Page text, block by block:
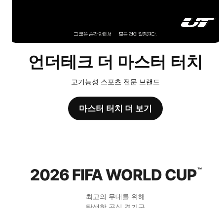
언더테크 더 마스터 터치
고기능성 스포츠 전문 브랜드
마스터 터치 더 보기
2026 FIFA WORLD CUP™
최고의 무대를 위해